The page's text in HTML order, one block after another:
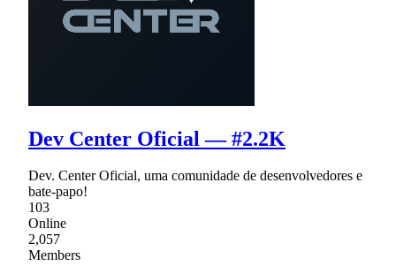
Dev Center Oficial — #2.2K
Dev. Center Oficial, uma comunidade de desenvolvedores e
bate-papo!
103
Online
2,057
Members